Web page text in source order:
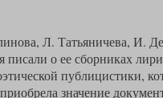
Л. Татьяничева, И.
о ее сборниках
публицистики,
значение